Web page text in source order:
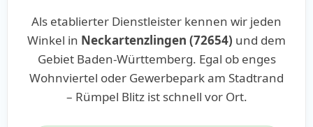
Als etablierter Dienstleister kennen wir jeden
Winkel in Neckartenzlingen (72654) und dem
Gebiet Baden-Württemberg. Egal ob enges
Wohnviertel oder Gewerbepark am Stadtrand
– Rümpel Blitz ist schnell vor Ort.